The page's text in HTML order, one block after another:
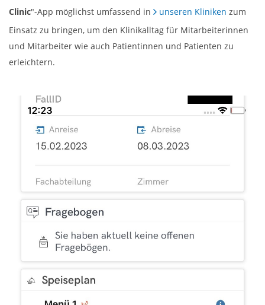
Clinic"-App möglichst umfassend in unseren Kliniken zum
Einsatz zu bringen, um den Klinikalltag für Mitarbeiterinnen
und Mitarbeiter wie auch Patientinnen und Patienten zu
erleichtern.